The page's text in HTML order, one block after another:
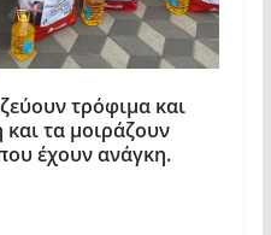
τρόφιμα και
τα μοιράζουν
έχουν ανάγκη.